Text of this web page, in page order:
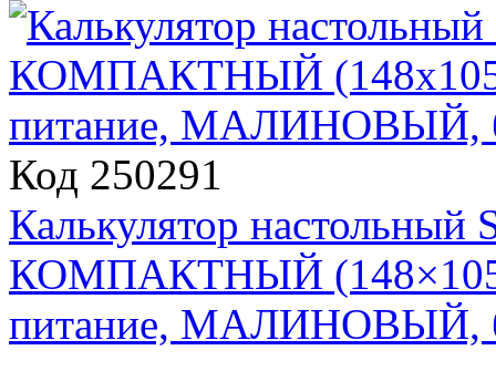
Код 250291
Калькулятор настольный
КОМПАКТНЫЙ (148×105
питание, МАЛИНОВЫЙ,